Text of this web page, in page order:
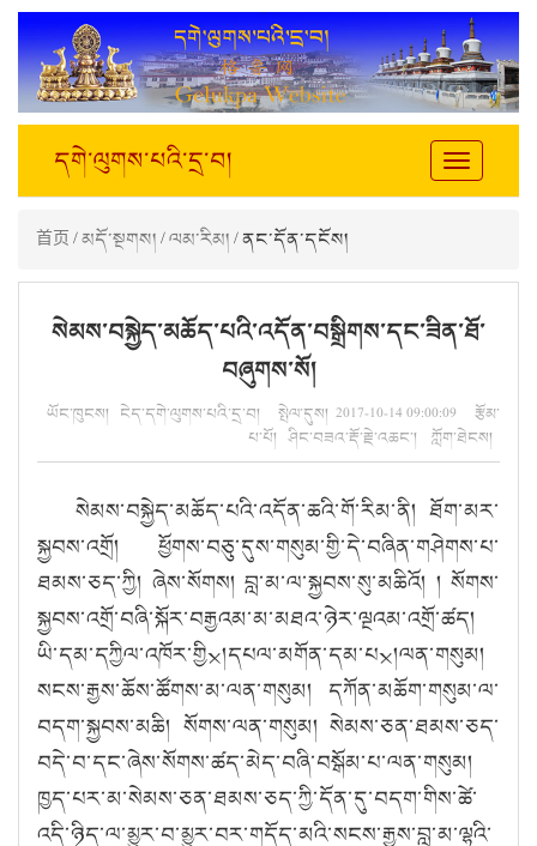
Toggle
navigation
དགེ་ལུགས་པའི་དྲ་བ།
首页/མདོ་སྔགས།/ལམ་རིམ།/ ནང་དོན་དངོས།
སེམས་བསྐྱེད་མཆོད་པའི་འདོན་བསྒྲིགས་དང་ཟིན་ཐོ་
བཞུགས་སོ།
ཡོང་ཁུངས། ངེད་དགེ་ལུགས་པའི་དྲ་བ། སྤེལ་དུས། 2017-10-14 09:00:09 རྩོམ་
པ་པོ། ཤིང་བཟའ་རྡོ་རྗེ་འཆང་། ཀློག་ཐེངས།
སེམས་བསྐྱེད་མཆོད་པའི་འདོན་ཆའི་གོ་རིམ་ནི། ཐོག་མར་
སྐྱབས་འགྲོ། ཕྱོགས་བཅུ་དུས་གསུམ་གྱི་དེ་བཞིན་གཤེགས་པ་
ཐམས་ཅད་ཀྱི། ཞེས་སོགས། བླ་མ་ལ་སྐྱབས་སུ་མཆིའོ། ། སོགས་
སྐྱབས་འགྲོ་བཞི་སྐོར་བརྒྱའམ་མ་མཐའ་ཉེར་ལྔའམ་འགྲོ་ཚད།
ཡི་དམ་དཀྱིལ་འཁོར་གྱི྾།དཔལ་མགོན་དམ་པ྾།ལན་གསུམ།
སངས་རྒྱས་ཆོས་ཚོགས་མ་ལན་གསུམ། དཀོན་མཆོག་གསུམ་ལ་
བདག་སྐྱབས་མཆི། སོགས་ལན་གསུམ། སེམས་ཅན་ཐམས་ཅད་
བདེ་བ་དང་ཞེས་སོགས་ཚད་མེད་བཞི་བསྒོམ་པ་ལན་གསུམ།
ཁྱད་པར་མ་སེམས་ཅན་ཐམས་ཅད་ཀྱི་དོན་དུ་བདག་གིས་ཚེ་
འདི་ཉིད་ལ་མྱུར་བ་མྱུར་བར་གདོད་མའི་སངས་རྒྱས་བླ་མ་ལྷའི་